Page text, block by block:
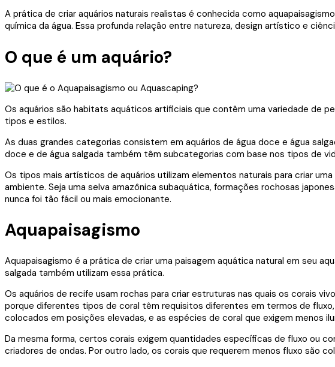
A prática de criar aquários naturais realistas é conhecida como
química da água. Essa profunda relação entre natureza, design artístico e
O que é um aquário?
Os aquários são habitats aquáticos artificiais que contêm uma variedade de
tipos e estilos.
As duas grandes categorias consistem em aquários de água doce e água
doce e de água salgada também têm subcategorias com base nos tipos de
Os tipos mais artísticos de aquários utilizam elementos naturais para criar
ambiente. Seja uma selva amazônica subaquática, formações rochosas
nunca foi tão fácil ou mais emocionante.
Aquapaisagismo
Aquapaisagismo é a prática de criar uma paisagem aquática natural em seu
salgada também utilizam essa prática.
Os aquários de recife usam rochas para criar estruturas nas quais os corais
porque diferentes tipos de coral têm requisitos diferentes em termos de
colocados em posições elevadas, e as espécies de coral que exigem menos
Da mesma forma, certos corais exigem quantidades específicas de fluxo ou
criadores de ondas. Por outro lado, os corais que requerem menos fluxo são